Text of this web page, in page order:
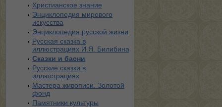
Христианское знание
Энциклопедия мирового
искусства
Энциклопедия русской жизни
Русская сказка в
иллюстрациях И.Я. Билибина
Сказки и басни
Русские сказки в
иллюстрациях
Мастера живописи. Золотой
фонд
Памятники культуры